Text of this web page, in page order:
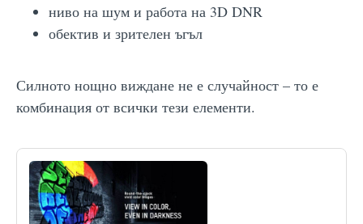
ниво на шум и работа на 3D DNR
обектив и зрителен ъгъл
Силното нощно виждане не е случайност – то е
комбинация от всички тези елементи.